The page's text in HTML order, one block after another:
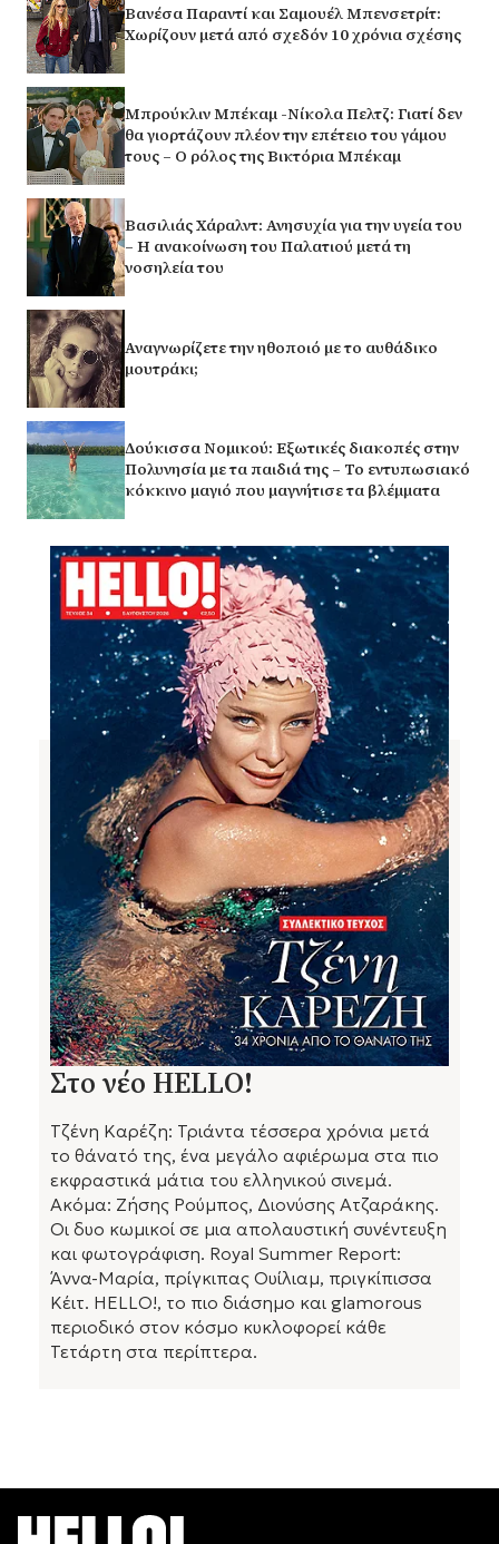
Βανέσα Παραντί και Σαμουέλ Μπενσετρίτ:
Χωρίζουν μετά από σχεδόν 10 χρόνια σχέσης
Μπρούκλιν Μπέκαμ -Νίκολα Πελτζ: Γιατί δεν
θα γιορτάζουν πλέον την επέτειο του γάμου
τους – Ο ρόλος της Βικτόρια Μπέκαμ
Βασιλιάς Χάραλντ: Ανησυχία για την υγεία του
– Η ανακοίνωση του Παλατιού μετά τη
νοσηλεία του
Αναγνωρίζετε την ηθοποιό με το αυθάδικο
μουτράκι;
Δούκισσα Νομικού: Εξωτικές διακοπές στην
Πολυνησία με τα παιδιά της – Το εντυπωσιακό
κόκκινο μαγιό που μαγνήτισε τα βλέμματα
Στο νέο HELLO!
Τζένη Καρέζη: Τριάντα τέσσερα χρόνια μετά
το θάνατό της, ένα μεγάλο αφιέρωμα στα πιο
εκφραστικά μάτια του ελληνικού σινεμά.
Ακόμα: Ζήσης Ρούμπος, Διονύσης Ατζαράκης.
Οι δυο κωμικοί σε μια απολαυστική συνέντευξη
και φωτογράφιση. Royal Summer Report:
Άννα-Μαρία, πρίγκιπας Ουίλιαμ, πριγκίπισσα
Κέιτ. HELLO!, το πιο διάσημο και glamorous
περιοδικό στον κόσμο κυκλοφορεί κάθε
Τετάρτη στα περίπτερα.